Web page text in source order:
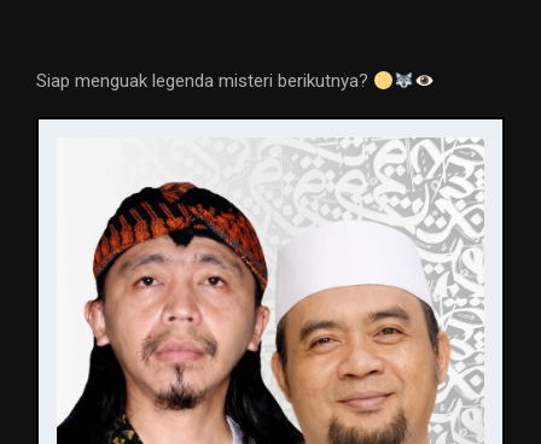
Siap menguak legenda misteri berikutnya?